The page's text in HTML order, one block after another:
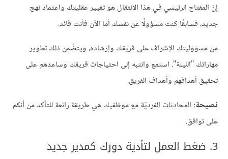
إنّ المفتاح الرئيسي في هذا الانتقال هو تغيير عقليتك واعتماد نهج
جديد، فسابقًا كنت مسؤولًا عن نفسك أما الآن فأنت قائد.
من مسؤوليتك الإشراف على فريقك وإرشاده، ويتضّمن ذلك تطوير
مهاراتك "اللينة". استمع وانتبه إلى احتياجات فريقك وساعدهم على
تحقيق أهدافهم وأهداف الفريق.
نصيحة: المحادثات الفرديّة مع موظفيك هي طريقة رائعة للتأكد من أنكم
على توافق.
3. ضغط العمل لتأدية دورك كمدير جديد